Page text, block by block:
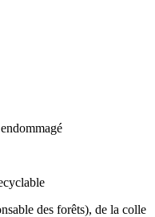
des forêts), de la colle